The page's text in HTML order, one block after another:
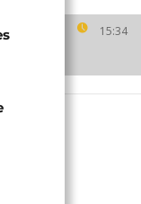
15:34